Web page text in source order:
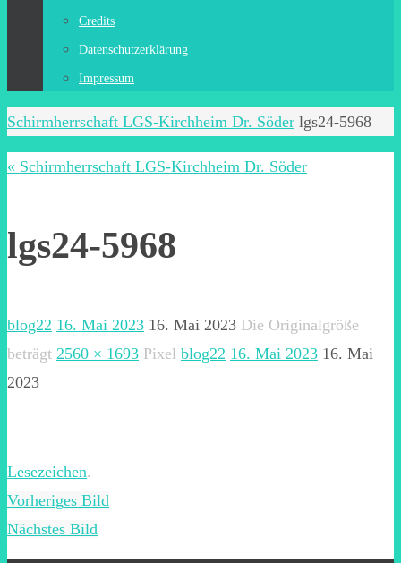
Credits
Datenschutzerklärung
Impressum
Start
Schirmherrschaft LGS-Kirchheim Dr. Söder lgs24-5968
« Schirmherrschaft LGS-Kirchheim Dr. Söder
lgs24-5968
blog22 16. Mai 2023 16. Mai 2023 Die Originalgröße
beträgt 2560 × 1693 Pixel blog22 16. Mai 2023 16. Mai
2023
Lesezeichen.
Vorheriges Bild
Nächstes Bild